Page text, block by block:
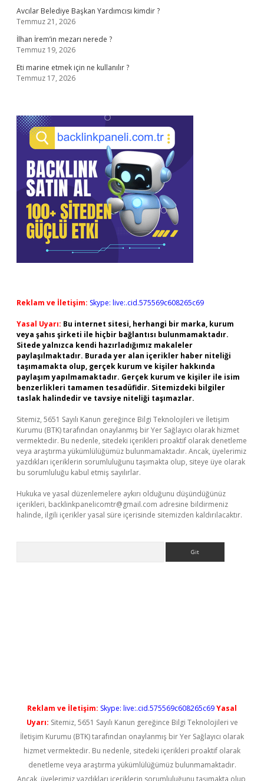
Avcılar Belediye Başkan Yardımcısı kimdir ?
Temmuz 21, 2026
İlhan İrem’in mezarı nerede ?
Temmuz 19, 2026
Eti marine etmek için ne kullanılır ?
Temmuz 17, 2026
Reklam ve İletişim: Skype: live:.cid.575569c608265c69
Yasal Uyarı: Bu internet sitesi, herhangi bir marka, kurum
veya şahıs şirketi ile hiçbir bağlantısı bulunmamaktadır.
Sitede yalnızca kendi hazırladığımız makaleler
paylaşılmaktadır. Burada yer alan içerikler haber niteliği
taşımamakta olup, gerçek kurum ve kişiler hakkında
paylaşım yapılmamaktadır. Gerçek kurum ve kişiler ile isim
benzerlikleri tamamen tesadüfidir. Sitemizdeki bilgiler
taslak halindedir ve tavsiye niteliği taşımazlar.
Sitemiz, 5651 Sayılı Kanun gereğince Bilgi Teknolojileri ve İletişim
Kurumu (BTK) tarafından onaylanmış bir Yer Sağlayıcı olarak hizmet
vermektedir. Bu nedenle, sitedeki içerikleri proaktif olarak denetleme
veya araştırma yükümlülüğümüz bulunmamaktadır. Ancak, üyelerimiz
yazdıkları içeriklerin sorumluluğunu taşımakta olup, siteye üye olarak
bu sorumluluğu kabul etmiş sayılırlar.
Hukuka ve yasal düzenlemelere aykırı olduğunu düşündüğünüz
içerikleri, backlinkpanelicomtr@gmail.com adresine bildirmeniz
halinde, ilgili içerikler yasal süre içerisinde sitemizden kaldırılacaktır.
Reklam ve İletişim: Skype: live:.cid.575569c608265c69Yasal
Uyarı: Sitemiz, 5651 Sayılı Kanun gereğince Bilgi Teknolojileri ve
İletişim Kurumu (BTK) tarafından onaylanmış bir Yer Sağlayıcı olarak
hizmet vermektedir. Bu nedenle, sitedeki içerikleri proaktif olarak
denetleme veya araştırma yükümlülüğümüz bulunmamaktadır.
Ancak, üyelerimiz yazdıkları içeriklerin sorumluluğunu taşımakta olup,